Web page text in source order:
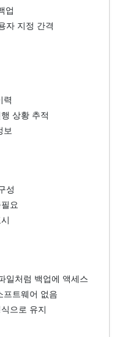
업
자 지정 간격
력
상황 추적
보
성
요
일처럼 백업에 액세스
프트웨어 없음
으로 유지